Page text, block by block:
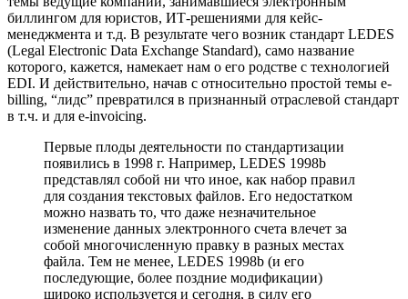
биллингом для юристов, ИТ-решениями для кейс-
менеджмента и т.д. В результате чего возник стандарт LEDES
(Legal Electronic Data Exchange Standard), само название
которого, кажется, намекает нам о его родстве с технологией
EDI. И действительно, начав с относительно простой темы e-
billing, “лидс” превратился в признанный отраслевой стандарт
в т.ч. и для e-invoicing.
Первые плоды деятельности по стандартизации
появились в 1998 г. Например, LEDES 1998b
представлял собой ни что иное, как набор правил
для создания текстовых файлов. Его недостатком
можно назвать то, что даже незначительное
изменение данных электронного счета влечет за
собой многочисленную правку в разных местах
файла. Тем не менее, LEDES 1998b (и его
последующие, более поздние модификации)
широко используется и сегодня, в силу его